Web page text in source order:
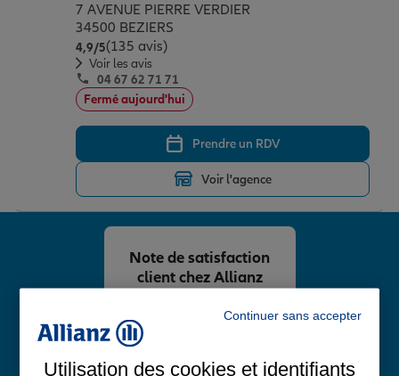
7 AVENUE PIERRE VERDIER
34500 BEZIERS
4,9/5Note de 4.9 sur 5
(135 avis)
Voir les avis
04 67 62 71 71
Fermé aujourd'hui
Prendre un RDV
Voir l'agence
/5
Note de 4.8 sur 5
Note de satisfaction
client chez Allianz
Continuer sans accepter
Utilisation des cookies et identifiants